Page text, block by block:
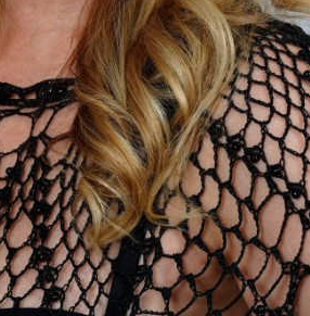
Avec Le Temps#intimeau
, tous les détails sur ce lien
Hyacinthe : Samedi 31 octobre -
à Dalida - INTIME - piano voix
Hyacinthe : Samedi 31 octobre 2026 à
- Spectacle hommage à Dalida
on Facebook · Share
Joan Bluteau
2 months ago